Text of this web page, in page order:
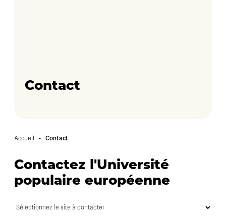
Contact
Accueil - Contact
Contactez l'Université
populaire européenne